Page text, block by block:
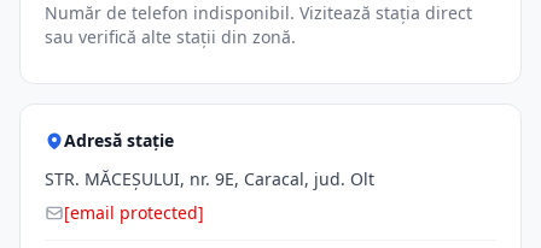
Număr de telefon indisponibil. Vizitează stația direct
sau verifică alte stații din zonă.
Adresă stație
STR. MĂCEŞULUI, nr. 9E, Caracal, jud. Olt
[email protected]